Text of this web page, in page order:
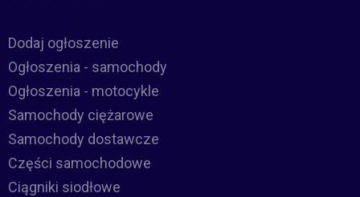
Dodaj ogłoszenie
Ogłoszenia - samochody
Ogłoszenia - motocykle
Samochody ciężarowe
Samochody dostawcze
Części samochodowe
Ciągniki siodłowe